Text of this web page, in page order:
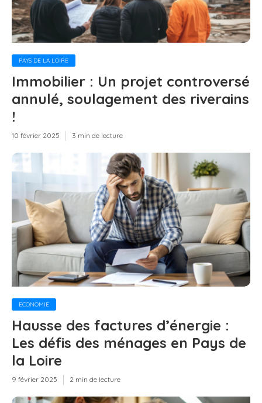
PAYS DE LA LOIRE
Immobilier : Un projet controversé
annulé, soulagement des riverains
!
10 février 2025 3 min de lecture
ECONOMIE
Hausse des factures d’énergie :
Les défis des ménages en Pays de
la Loire
9 février 2025 2 min de lecture